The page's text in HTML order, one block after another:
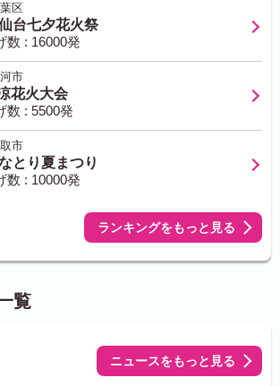
区
台七夕花火祭
数 : 16000発
市
花火大会
数 : 5500発
市
とり夏まつり
数 : 10000発
ランキングをもっと見る
覧
ニュースをもっと見る